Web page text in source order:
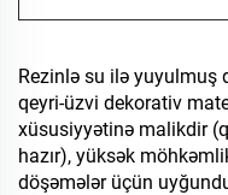
Rezinlə su ilə yuyulmuş
qeyri-üzvi dekorativ
xüsusiyyətinə malikdir
hazır), yüksək
döşəmələr üçün